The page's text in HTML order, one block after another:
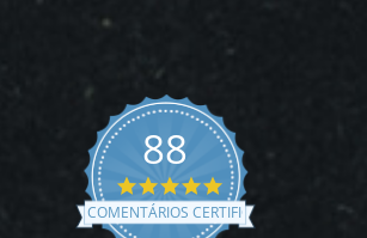
88
4.9
star
rating
COMENTÁRIOS CERTIFICADOS